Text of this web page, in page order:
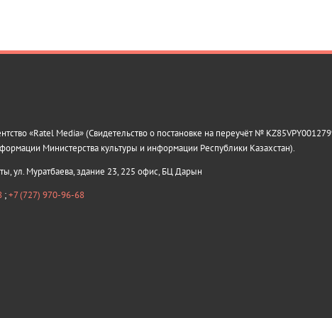
«Ratel Media» (Свидетельство о постановке на переучёт №
Министерства культуры и информации Республики Казахстан).
ул. Муратбаева, здание 23, 225 офис, БЦ Дарын
;+7 (727) 970-96-68